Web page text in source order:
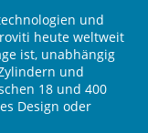
und
heute weltweit
ist, unabhängig
und
18 und 400
Design oder